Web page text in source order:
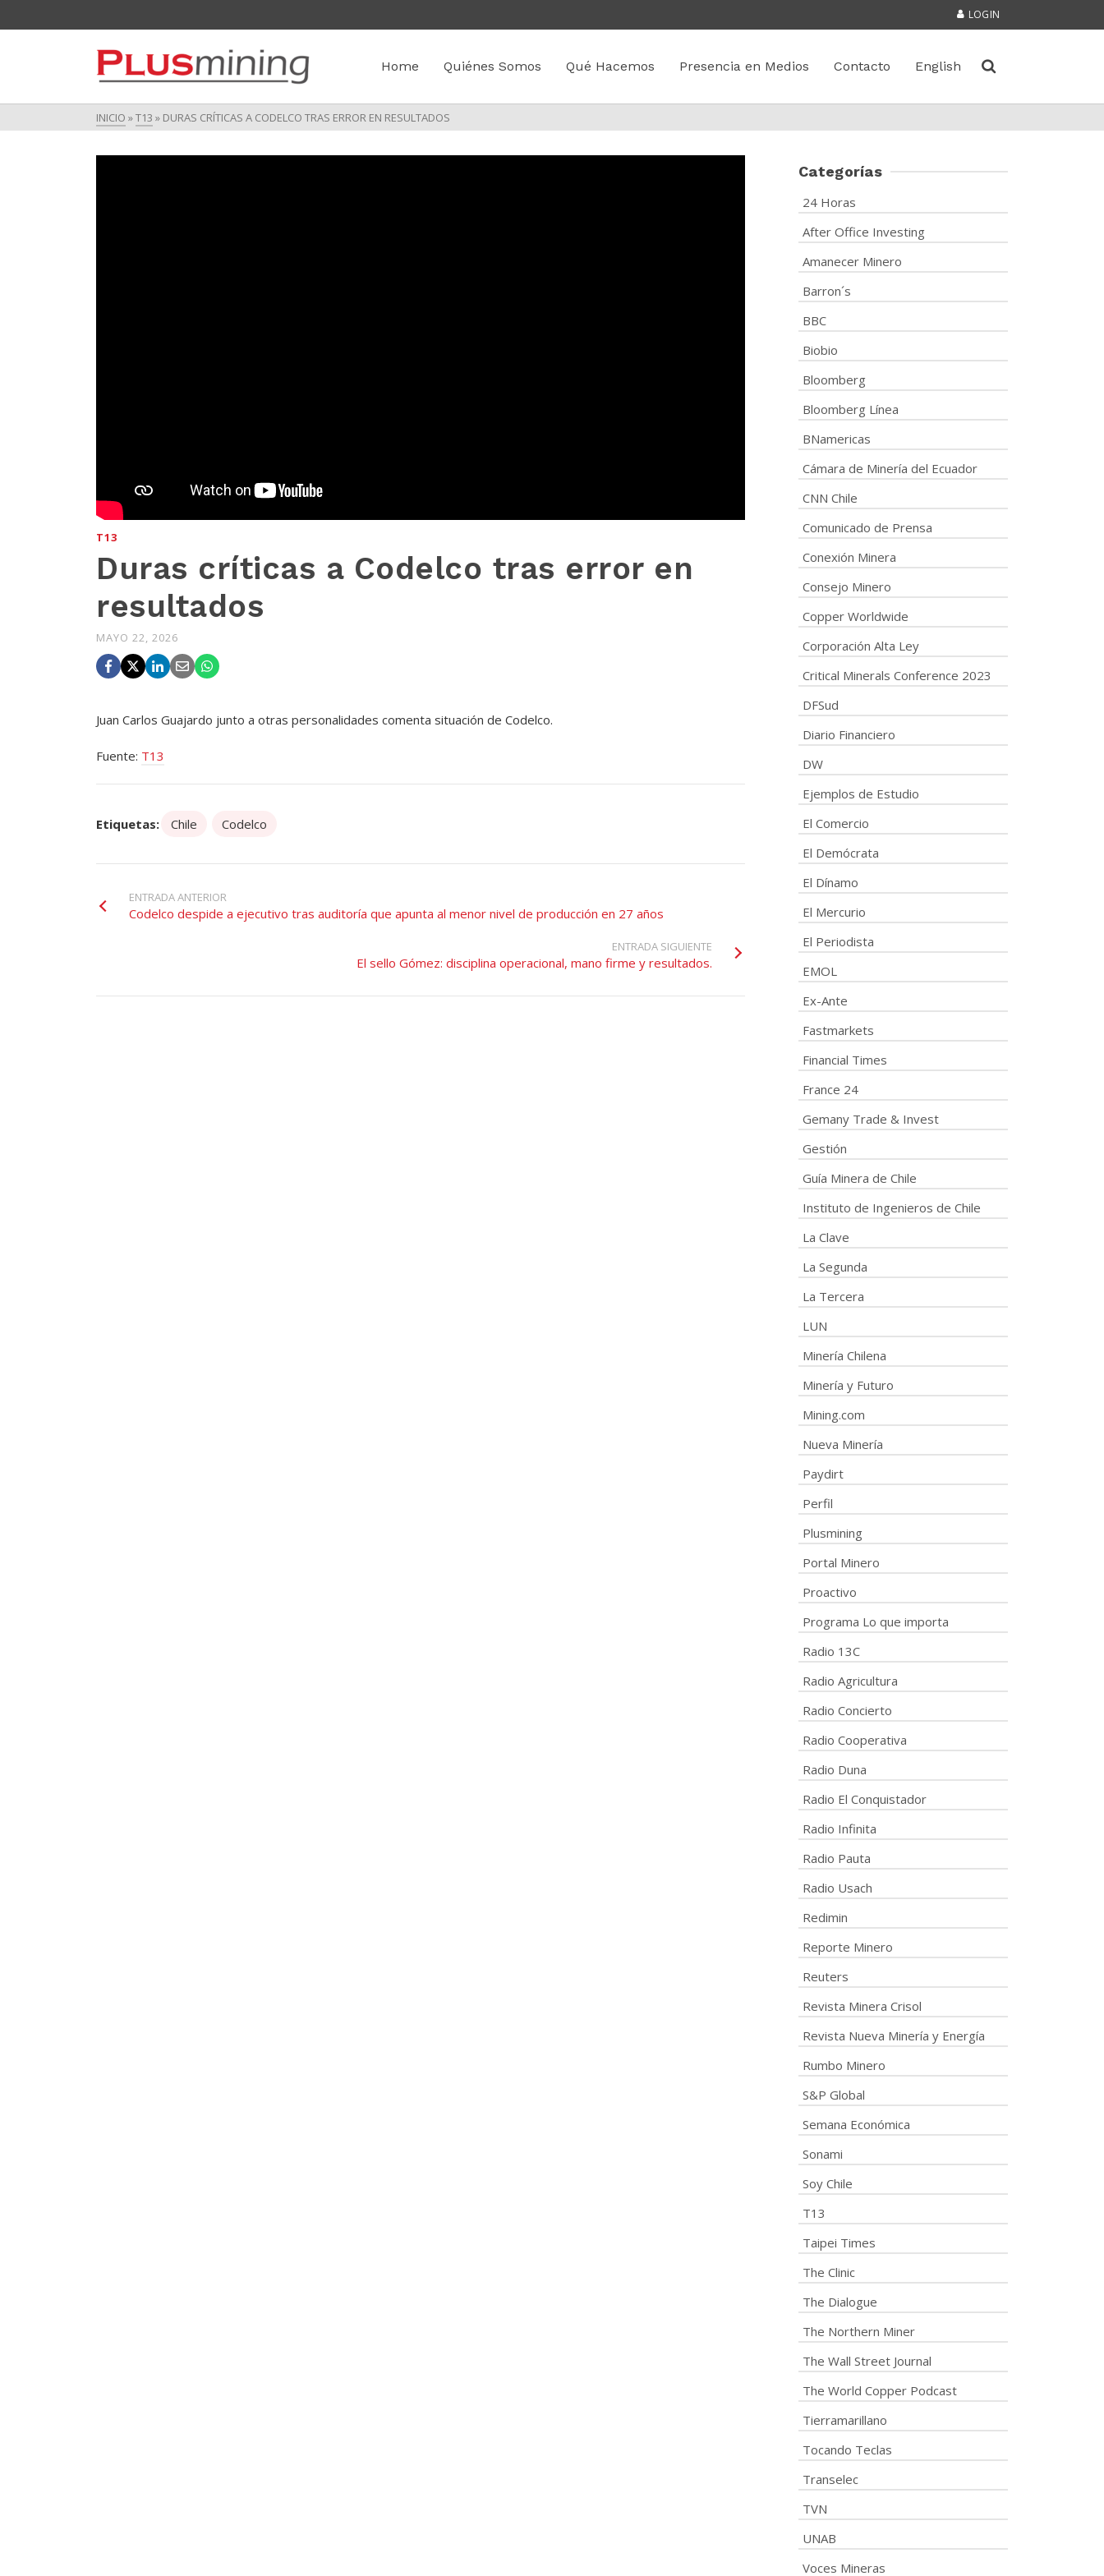
LOGIN
Home Quiénes Somos Qué Hacemos Presencia en Medios Contacto English
INICIO »T13 » DURAS CRÍTICAS A CODELCO TRAS ERROR EN RESULTADOS
T13
Duras críticas a Codelco tras error en
resultados
MAYO 22, 2026
Juan Carlos Guajardo junto a otras personalidades comenta situación de Codelco.
Fuente: T13
Etiquetas: Chile Codelco
ENTRADA ANTERIOR
Codelco despide a ejecutivo tras auditoría que apunta al menor nivel de producción en 27 años
ENTRADA SIGUIENTE
El sello Gómez: disciplina operacional, mano firme y resultados.
Categorías
24 Horas
After Office Investing
Amanecer Minero
Barron´s
BBC
Biobio
Bloomberg
Bloomberg Línea
BNamericas
Cámara de Minería del Ecuador
CNN Chile
Comunicado de Prensa
Conexión Minera
Consejo Minero
Copper Worldwide
Corporación Alta Ley
Critical Minerals Conference 2023
DFSud
Diario Financiero
DW
Ejemplos de Estudio
El Comercio
El Demócrata
El Dínamo
El Mercurio
El Periodista
EMOL
Ex-Ante
Fastmarkets
Financial Times
France 24
Gemany Trade & Invest
Gestión
Guía Minera de Chile
Instituto de Ingenieros de Chile
La Clave
La Segunda
La Tercera
LUN
Minería Chilena
Minería y Futuro
Mining.com
Nueva Minería
Paydirt
Perfil
Plusmining
Portal Minero
Proactivo
Programa Lo que importa
Radio 13C
Radio Agricultura
Radio Concierto
Radio Cooperativa
Radio Duna
Radio El Conquistador
Radio Infinita
Radio Pauta
Radio Usach
Redimin
Reporte Minero
Reuters
Revista Minera Crisol
Revista Nueva Minería y Energía
Rumbo Minero
S&P Global
Semana Económica
Sonami
Soy Chile
T13
Taipei Times
The Clinic
The Dialogue
The Northern Miner
The Wall Street Journal
The World Copper Podcast
Tierramarillano
Tocando Teclas
Transelec
TVN
UNAB
Voces Mineras